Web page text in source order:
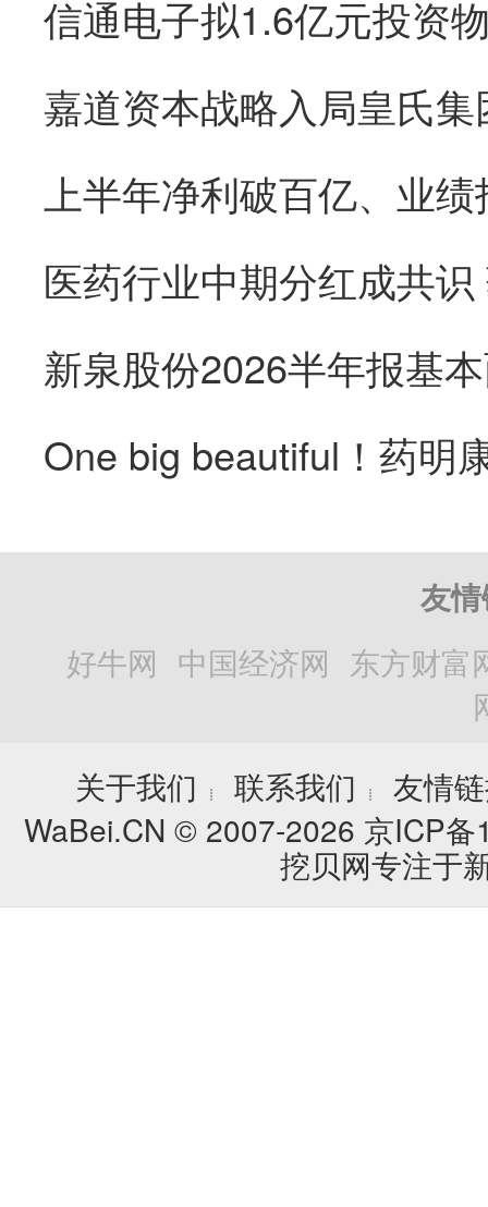
医药行业中期分红成共
友
好牛网 中国经济网 东方财富
关于我们
┊ 联系我们 ┊
友情
WaBei.CN © 2007-2026 京ICP
挖贝网专注于